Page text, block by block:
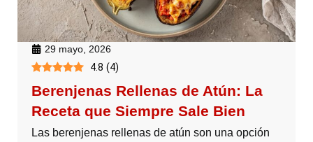
29 mayo, 2026
4.8 (4)
Berenjenas Rellenas de Atún: La
Receta que Siempre Sale Bien
Las berenjenas rellenas de atún son una opción